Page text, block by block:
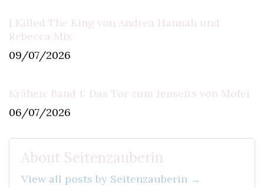
I Killed The King von Andrea Hannah und
Rebecca Mix
09/07/2026
Krähen: Band 1: Das Tor zum Jenseits von Mofei
06/07/2026
About Seitenzauberin
View all posts by Seitenzauberin →